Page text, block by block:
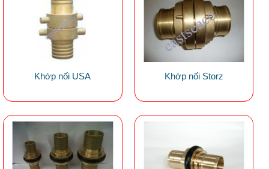
Khớp nối USA Khớp nối Storz